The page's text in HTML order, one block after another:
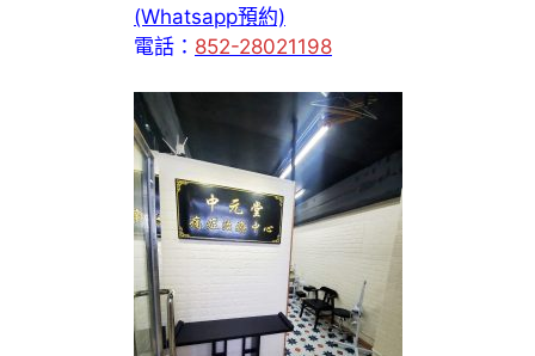
(Whatsapp預約)
電話： 852-28021198